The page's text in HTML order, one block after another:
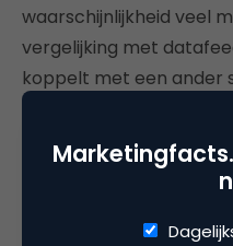
waarschijnlijkheid veel
vergelijking met
koppelt met een ander
groot dat er nog
worden aan de API.
nadat je de eerste